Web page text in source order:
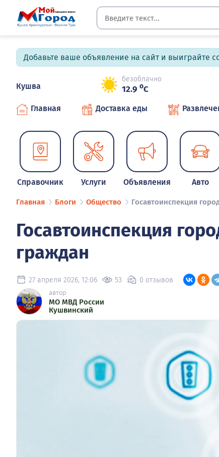
Добавьте ваше объявление на сайт и выиграйте
Кушва
безоблачно
12.9 oC
Главная Доставка еды
Справочник Услуги Объявления Авто
Главная Блоги Общество Госавтоинспекция
Госавтоинспекция
граждан
27 апреля 2026, 12:06 53 0 отзывов
автор
МО МВД России
Кушвинский